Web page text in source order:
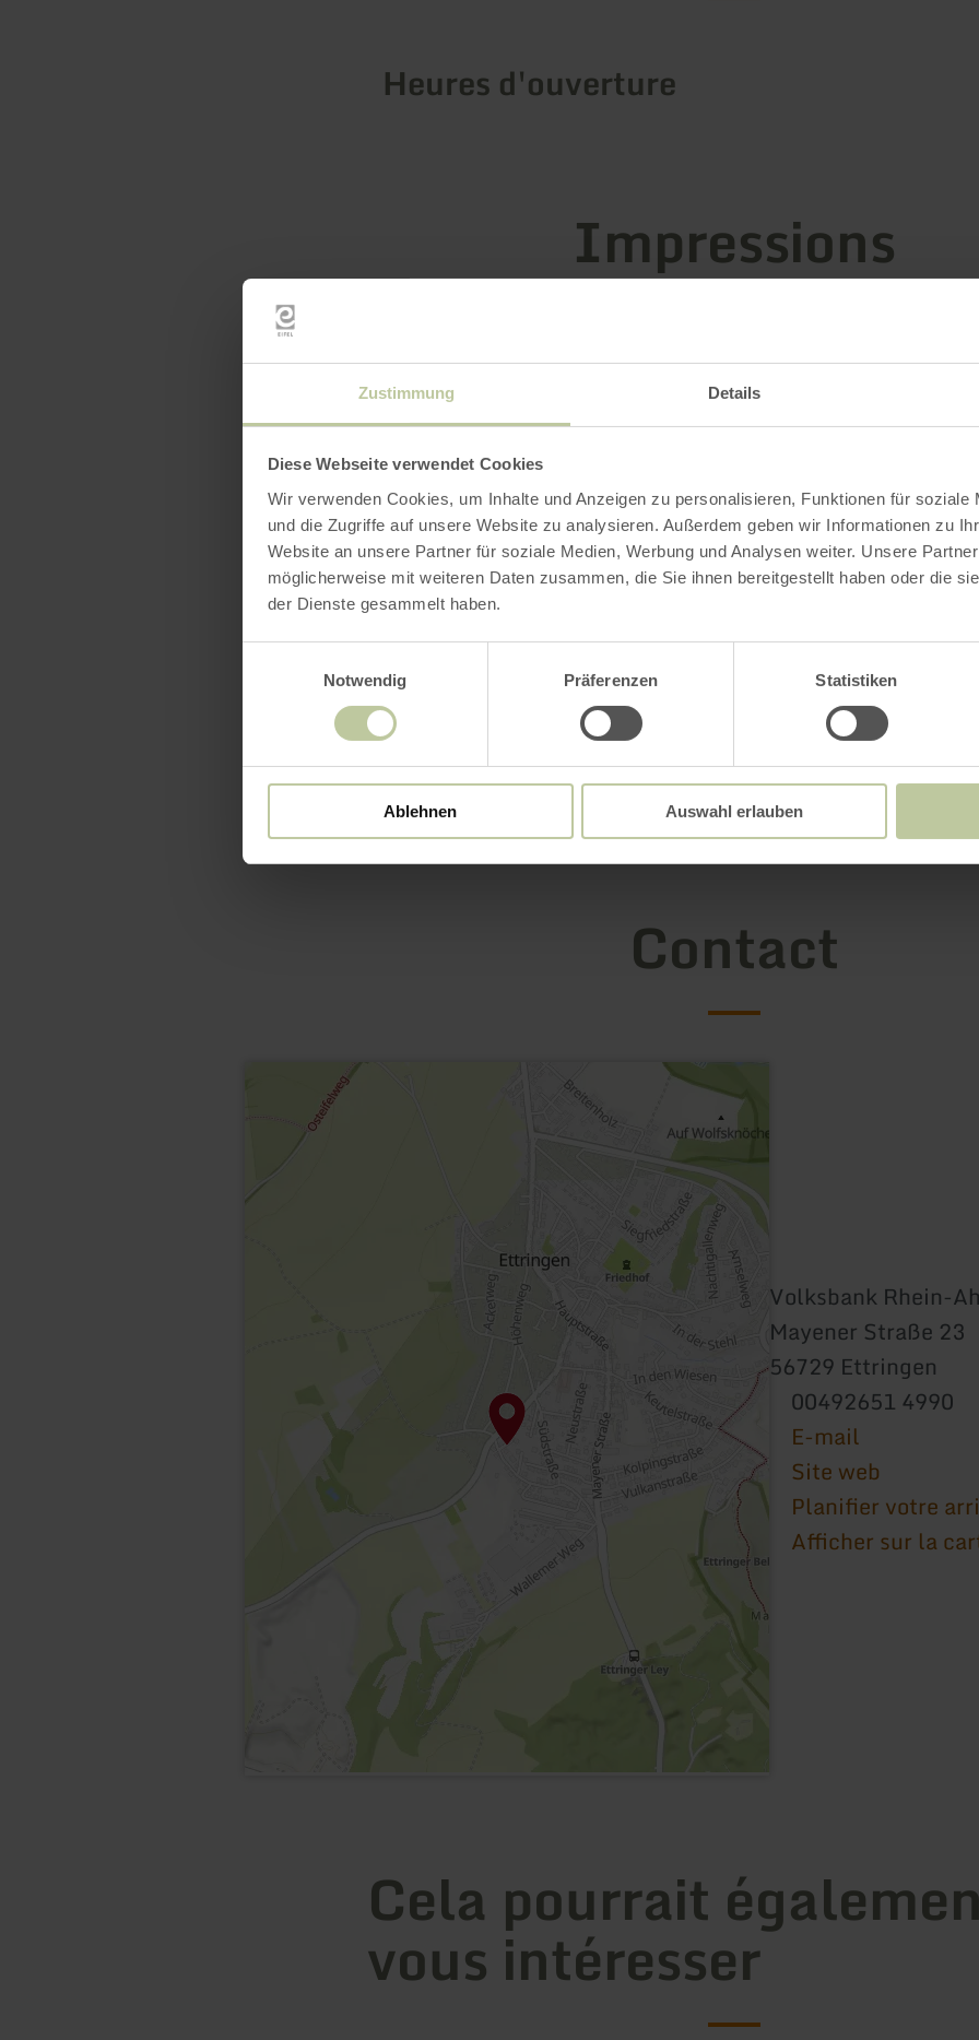
Zustimmung Details
Diese Webseite verwendet Cookies
Wir verwenden Cookies, um Inhalte und Anzeigen zu personalisieren, Funktionen für soziale
und die Zugriffe auf unsere Website zu analysieren. Außerdem geben wir Informationen zu
Website an unsere Partner für soziale Medien, Werbung und Analysen weiter. Unsere
möglicherweise mit weiteren Daten zusammen, die Sie ihnen bereitgestellt haben oder die
der Dienste gesammelt haben.
Notwendig
Präferenzen Statistiken
Ablehnen Auswahl erlauben
Heures d'ouverture
Impressions
Contact
Volksbank Rhein-
Mayener Straße 23
56729 Ettringen
00492651 4990
E-mail
Site web
Planifier votre
Afficher sur la
Cela pourrait
vous intéresser